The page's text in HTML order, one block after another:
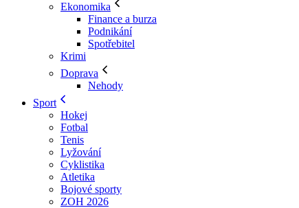
Ekonomika
Finance a burza
Podnikání
Spotřebitel
Krimi
Doprava
Nehody
Sport
Hokej
Fotbal
Tenis
Lyžování
Cyklistika
Atletika
Bojové sporty
ZOH 2026